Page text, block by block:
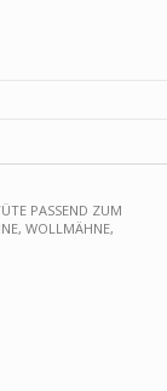
PASSEND ZUM
WOLLMÄHNE,